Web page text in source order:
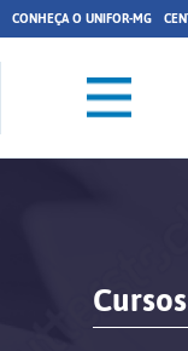
CONHEÇA O UNIFOR-MG
Cursos